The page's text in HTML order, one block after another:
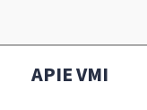
APIE VMI